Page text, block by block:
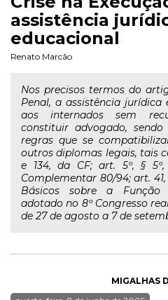
assistência
educacional
Renato Marcão
Nos precisos termos do
Penal, a assistência jurídica
aos internados sem
constituir advogado,
regras que se
outros diplomas legais, tais
e 134, da CF; art. 5º, §
Complementar 80/94; art.
Básicos sobre a Função
adotado no 8º Congresso
de 27 de agosto a 7 de
MIGALHAS